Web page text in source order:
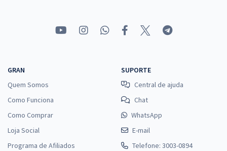
à vista
R$33,33
Economize R$ 99,98 (-20%)
GRAN
Quem Somos
Como Funciona
Como Comprar
Loja Social
Programa de Afiliados
SUPORTE
Central de ajuda
Chat
WhatsApp
E-mail
Telefone: 3003-0894